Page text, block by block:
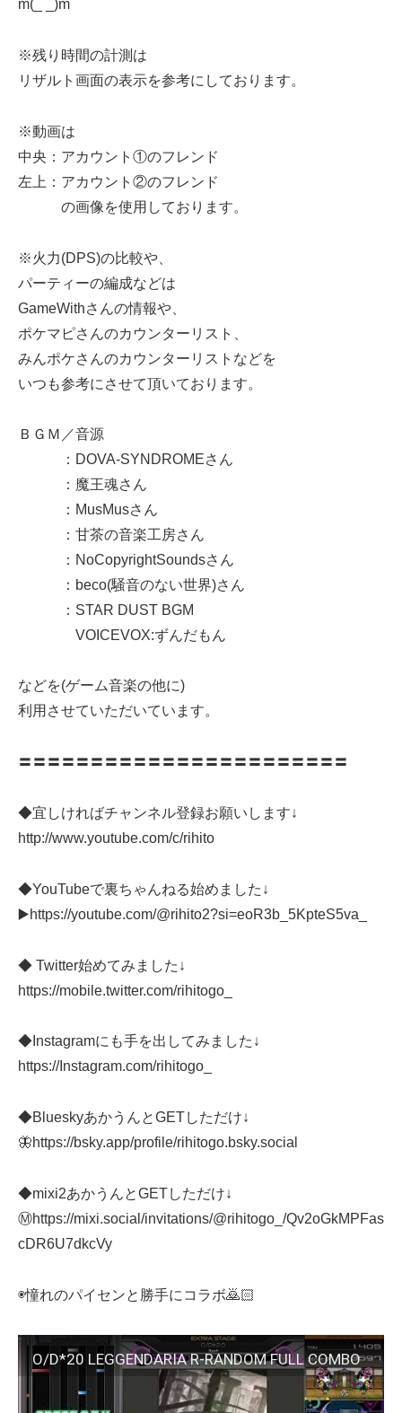
m(_ _)m
※残り時間の計測は
リザルト画面の表示を参考にしております。
※動画は
中央：アカウント①のフレンド
左上：アカウント②のフレンド
の画像を使用しております。
※火力(DPS)の比較や、
パーティーの編成などは
GameWithさんの情報や、
ポケマピさんのカウンターリスト、
みんポケさんのカウンターリストなどを
いつも参考にさせて頂いております。
ＢＧＭ／音源
：DOVA-SYNDROMEさん
：魔王魂さん
：MusMusさん
：甘茶の音楽工房さん
：NoCopyrightSoundsさん
：beco(騒音のない世界)さん
：STAR DUST BGM
VOICEVOX:ずんだもん
などを(ゲーム音楽の他に)
利用させていただいています。
〓〓〓〓〓〓〓〓〓〓〓〓〓〓〓〓〓〓〓〓〓〓〓
◆宜しければチャンネル登録お願いします↓
http://www.youtube.com/c/rihito
◆YouTubeで裏ちゃんねる始めました↓
▶️https://youtube.com/@rihito2?si=eoR3b_5KpteS5va_
◆ Twitter始めてみました↓
https://mobile.twitter.com/rihitogo_
◆Instagramにも手を出してみました↓
https://Instagram.com/rihitogo_
◆BlueskyあかうんとGETしただけ↓
🦋https://bsky.app/profile/rihitogo.bsky.social
◆mixi2あかうんとGETしただけ↓
Ⓜ️https://mixi.social/invitations/@rihitogo_/Qv2oGkMPFas
cDR6U7dkcVy
◉憧れのパイセンと勝手にコラボ🙇🏻
O/D*20 LEGGENDARIA R-RANDOM FULL COMBO